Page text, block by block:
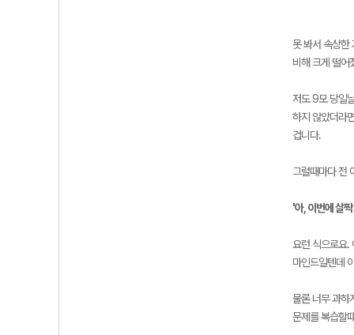
못 봐서 속상한
비해 크게 떨어
저도 9모 당일
하지 않았더라
겁니다.
그럴때마다 전
'아, 이번에 살
요런 식으로요.
마인드일텐데
물론 너무 과하
문제를 복습할